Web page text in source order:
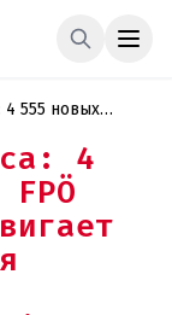
4 555 новых
ÖVP,
4